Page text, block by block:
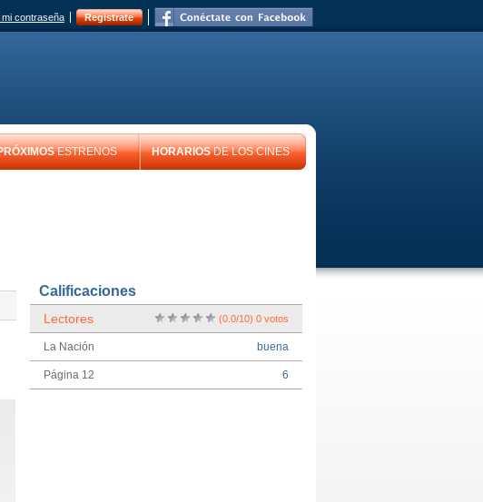
contraseña Registrate
ESTRENOS HORARIOSDE LOS CINES
Calificaciones
Lectores (0.0/10) 0votos
La Nación buena
Página 12 6